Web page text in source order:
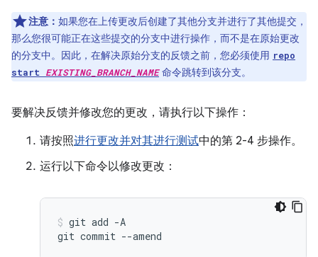
注意： 如果您在上传更改后创建了其他分支并进行了其他提交，
那么您很可能正在这些提交的分支中进行操作，而不是在原始更改
的分支中。因此，在解决原始分支的反馈之前，您必须使用 repo
start EXISTING_BRANCH_NAME命令跳转到该分支。
要解决反馈并修改您的更改，请执行以下操作：
请按照进行更改并对其进行测试中的第 2-4 步操作。
运行以下命令以修改更改：
git add -A
git commit --amend